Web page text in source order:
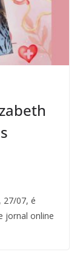
27/07, é
jornal online